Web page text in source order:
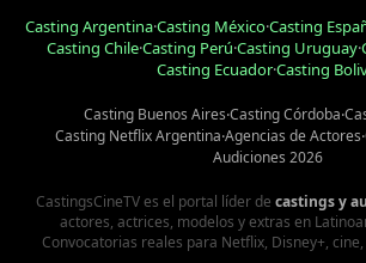
Casting Argentina·Casting México·Casting
Casting Chile·Casting Perú·Casting Uruguay·
Casting Ecuador·Casting
Casting Buenos Aires·Casting Córdoba·
Casting Netflix Argentina·Agencias de Actores·
Audiciones 2026
CastingsCineTV es el portal líder de castings y
actores, actrices, modelos y extras en
Convocatorias reales para Netflix, Disney+,